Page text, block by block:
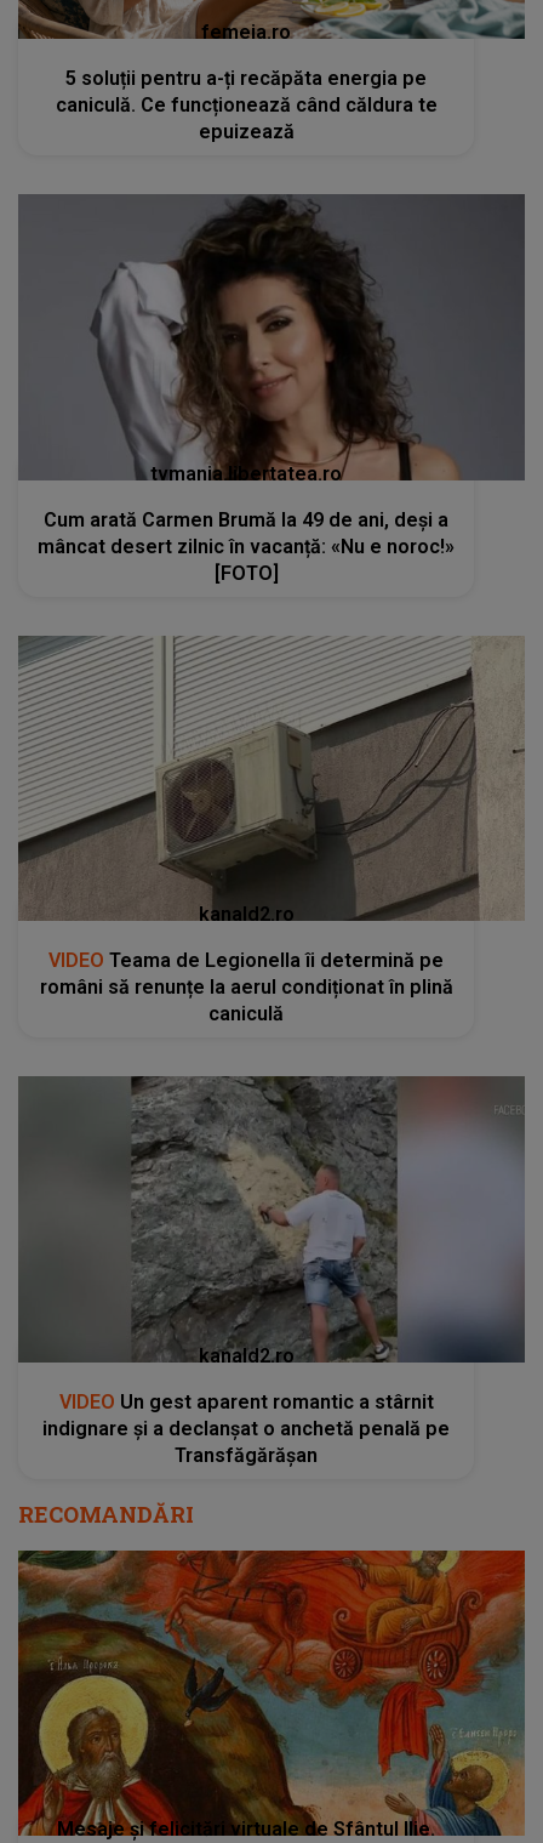
femeia.ro
5 soluții pentru a-ți recăpăta energia pe
caniculă. Ce funcționează când căldura te
epuizează
tvmania.libertatea.ro
Cum arată Carmen Brumă la 49 de ani, deși a
mâncat desert zilnic în vacanță: «Nu e noroc!»
[FOTO]
kanald2.ro
VIDEO Teama de Legionella îi determină pe
români să renunțe la aerul condiționat în plină
caniculă
kanald2.ro
VIDEO Un gest aparent romantic a stârnit
indignare și a declanșat o anchetă penală pe
Transfăgărășan
RECOMANDĂRI
Mesaje și felicitări virtuale de Sfântul Ilie.